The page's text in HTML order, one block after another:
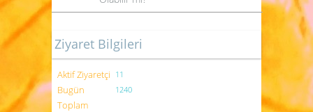
Ziyaret Bilgileri
Aktif Ziyaretçi 11
Bugün
Toplam
1240